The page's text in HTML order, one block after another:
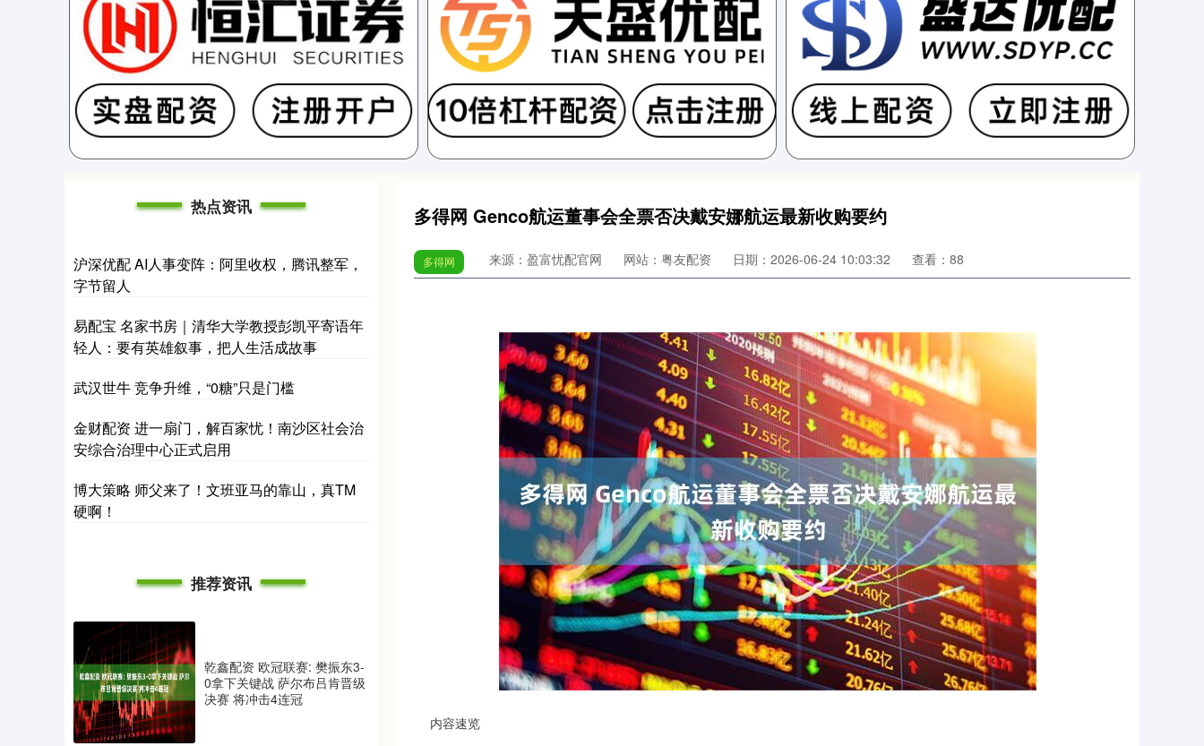
多得网 Genco航运董事会全票否决戴安娜航运最新收购要约
多得网 来源：盈富忧配官网 网站：粤友配资 日期：2026-06-24 10:03:32 查看：88
内容速览
热点资讯
沪深优配 AI人事变阵：阿里收权，腾讯整军，
字节留人
易配宝 名家书房｜清华大学教授彭凯平寄语年
轻人：要有英雄叙事，把人生活成故事
武汉世牛 竞争升维，“0糖”只是门槛
金财配资 进一扇门，解百家忧！南沙区社会治
安综合治理中心正式启用
博大策略 师父来了！文班亚马的靠山，真TM
硬啊！
推荐资讯
乾鑫配资 欧冠联赛: 樊振东3-
0拿下关键战 萨尔布吕肯晋级
决赛 将冲击4连冠